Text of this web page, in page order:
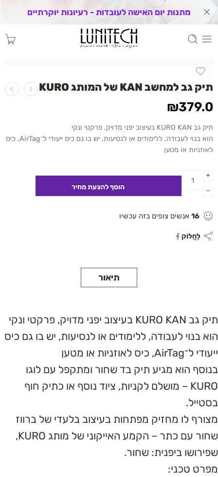
מתנות יום האישה לעובדות - רעיונות יוקרתיים
תיק גב למחשב KAN של המותג KURO
₪379.0
תיק גב KURO KAN בעיצוב יפני מדויק, פרקטי ונקי
הוא בנוי לעבודה, ללימודים או לנסיעות, יש בו גם כיס ייעודי ל־AirTag, כיס
לאוזניות או מטען
16 אנשים צופים בזה עכשיו
לַחֲלוֹק
תיאור
תיק גב KURO KAN בעיצוב יפני מדויק, פרקטי ונקי
הוא בנוי לעבודה, ללימודים או לנסיעות, יש בו גם כיס
ייעודי ל־AirTag, כיס לאוזניות או מטען
בנוסף הוא מגיע תיק בד שחור ומתקפל עם לוגו
KURO – מושלם לקניות, ציוד נוסף או כתיק חוף
בסטייל.
מצורף לו מחזיק מפתחות בעיצוב בלעדי של ברווז
שחור עם כתר – הקמע האייקוני של מותג KURO,
שפירושו ביפנית: שחור.
מפרט טכני: